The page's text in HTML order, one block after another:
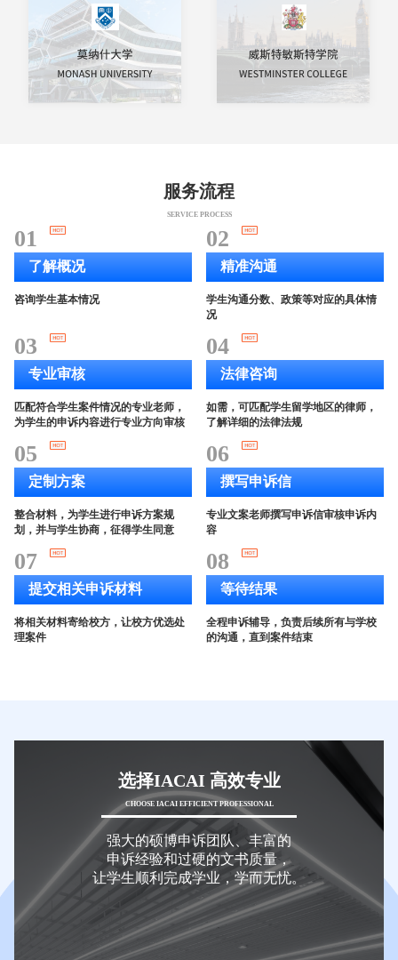
服务流程
SERVICE PROCESS
01
了解概况
咨询学生基本情况
02
精准沟通
学生沟通分数、政策等对应的具体情
况
03
专业审核
匹配符合学生案件情况的专业老师，
为学生的申诉内容进行专业方向审核
04
法律咨询
如需，可匹配学生留学地区的律师，
了解详细的法律法规
05
定制方案
整合材料，为学生进行申诉方案规
划，并与学生协商，征得学生同意
06
撰写申诉信
专业文案老师撰写申诉信审核申诉内
容
07
提交相关申诉材料
将相关材料寄给校方，让校方优选处
理案件
08
等待结果
全程申诉辅导，负责后续所有与学校
的沟通，直到案件结束
选择IACAI 高效专业
CHOOSE IACAI EFFICIENT PROFESSIONAL
强大的硕博申诉团队、丰富的
申诉经验和过硬的文书质量，
让学生顺利完成学业，学而无忧。